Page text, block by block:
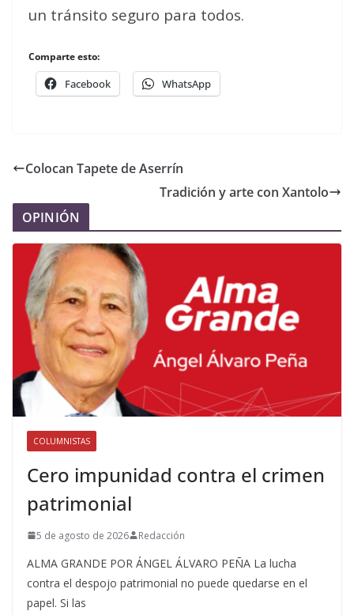
un tránsito seguro para todos.
Comparte esto:
Facebook WhatsApp
Colocan Tapete de Aserrín
Tradición y arte con Xantolo
OPINIÓN
COLUMNISTAS
Cero impunidad contra el crimen
patrimonial
5 de agosto de 2026 Redacción
ALMA GRANDE POR ÁNGEL ÁLVARO PEÑA La lucha
contra el despojo patrimonial no puede quedarse en el
papel. Si las